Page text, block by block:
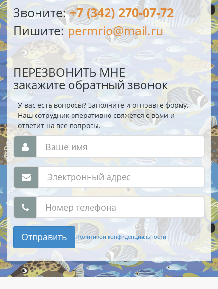
Звоните:+7 (342) 270-07-72
Пишите:permrio@mail.ru
ПЕРЕЗВОНИТЬ МНЕ
закажите обратный звонок
У вас есть вопросы? Заполните и отправте форму.
Наш сотрудник оперативно свяжется с вами и
ответит на все вопросы.
Отправить Политикой конфиденциальности